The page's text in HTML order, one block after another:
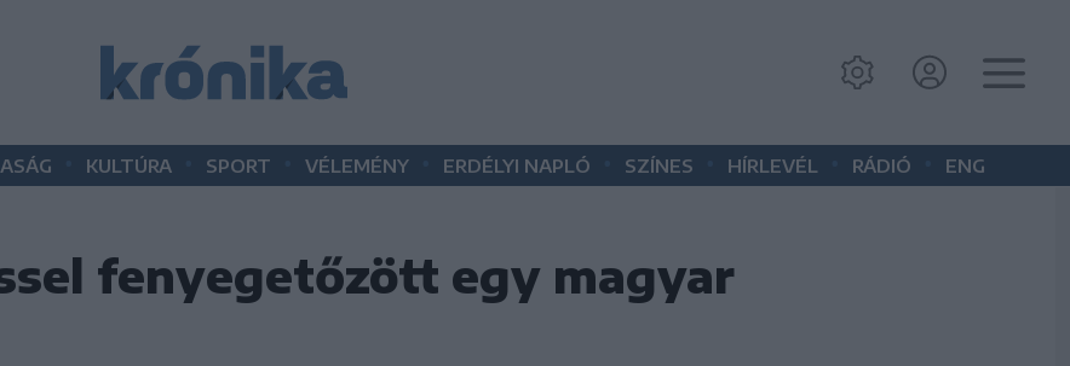
KULTÚRA SPORT VÉLEMÉNY ERDÉLYI NAPLÓ SZÍNES HÍRLEVÉL RÁDIÓ ENG
fenyegetőzött egy magyar